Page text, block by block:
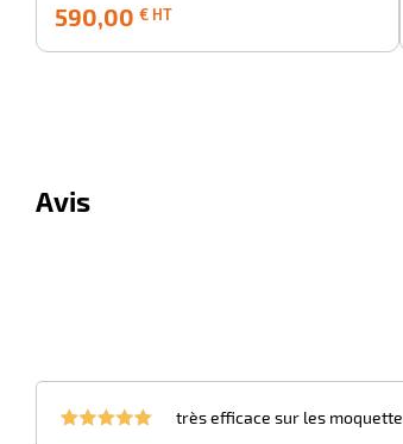
590,00 € HT
HT
Avis
très efficace sur les